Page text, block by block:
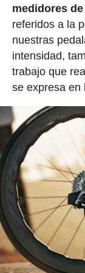
medidores
referidos a la
nuestras
intensidad,
trabajo que
se expresa en